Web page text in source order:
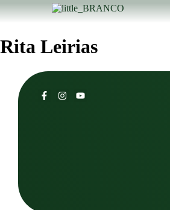
Rita Leirias